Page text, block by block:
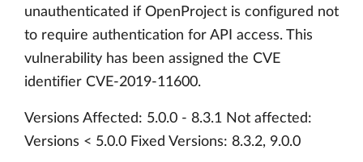
unauthenticated if OpenProject is configured not
to require authentication for API access. This
vulnerability has been assigned the CVE
identifier CVE-2019-11600.
Versions Affected: 5.0.0 - 8.3.1 Not affected:
Versions < 5.0.0 Fixed Versions: 8.3.2, 9.0.0